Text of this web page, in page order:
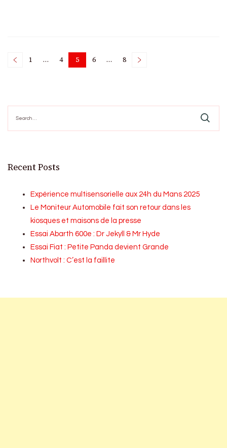
Posts
Page
1 … Page
4 Page
5 Page
6 … Page
8
for:
Recent Posts
Expérience multisensorielle aux 24h du Mans 2025
Le Moniteur Automobile fait son retour dans les
kiosques et maisons de la presse
Essai Abarth 600e : Dr Jekyll & Mr Hyde
Essai Fiat : Petite Panda devient Grande
Northvolt : C’est la faillite